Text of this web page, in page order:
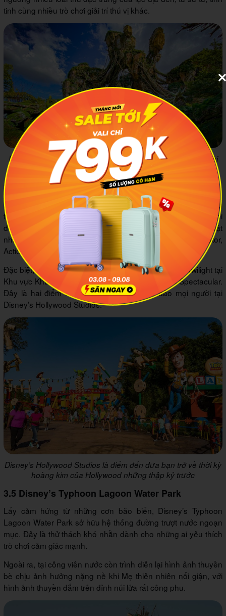
tinh cùng nhiều trò chơi giải trí thú vị khác.
Disney’s Animal Kingdom là "ngôi nhà chung" của nhiều loài
động, thực vật châu Mỹ
3.4 Disney’s Hollywood Studios
Nếu muốn hiểu hơn về thời hoàng kim của Hollywood những
thập niên trước, đây là điểm đến bạn không thể bỏ qua khi
đến Walt Disney World. Nơi đây tập trung nhiều khu nổi bật
nhất trong quần thể Walt Disney World, như Lights, Motor,
Action hay Rock ‘n’ Roller Coaster, v.v.
Đặc biệt, nếu đến đây, bạn có thể trải nghiệm Tháp Twilight tại
Khu vực Khủng bố, hay Indiana Jones Epic Stunt Spectacular.
Đây là hai điểm tham quan thu hút đông đảo mọi người tại
Disney’s Hollywood Studios.
Disney’s Hollywood Studios là điểm đến đưa bạn trở về thời kỳ
hoàng kim của Hollywood những thập kỷ trước
3.5 Disney’s Typhoon Lagoon Water Park
Lấy cảm hứng từ những cơn bão biển, Disney’s Typhoon
Lagoon Water Park sở hữu hệ thống đường trượt nước ngoạn
mục. Đây là thử thách khó nhằn dành cho những ai yêu thích
trò chơi cảm giác mạnh.
Ngoài ra, tại công viên nước còn trình diễn lại hình ảnh thuyền
bè chịu ảnh hưởng nặng nề khi Mẹ thiên nhiên nổi giận, với
hình ảnh thuyền đắm trên đỉnh núi lửa rất công phu.